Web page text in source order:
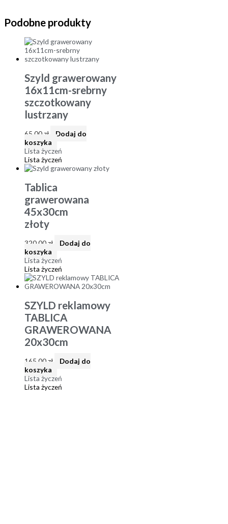
Podobne produkty
Szyld grawerowany
16x11cm-srebrny
szczotkowany
lustrzany
65,00zł
Dodaj do
koszyka
Lista życzeń
Lista życzeń
Tablica
grawerowana
45x30cm
złoty
320,00zł
Dodaj do
koszyka
Lista życzeń
Lista życzeń
SZYLD reklamowy
TABLICA
GRAWEROWANA
20x30cm
165,00zł
Dodaj do
koszyka
Lista życzeń
Lista życzeń